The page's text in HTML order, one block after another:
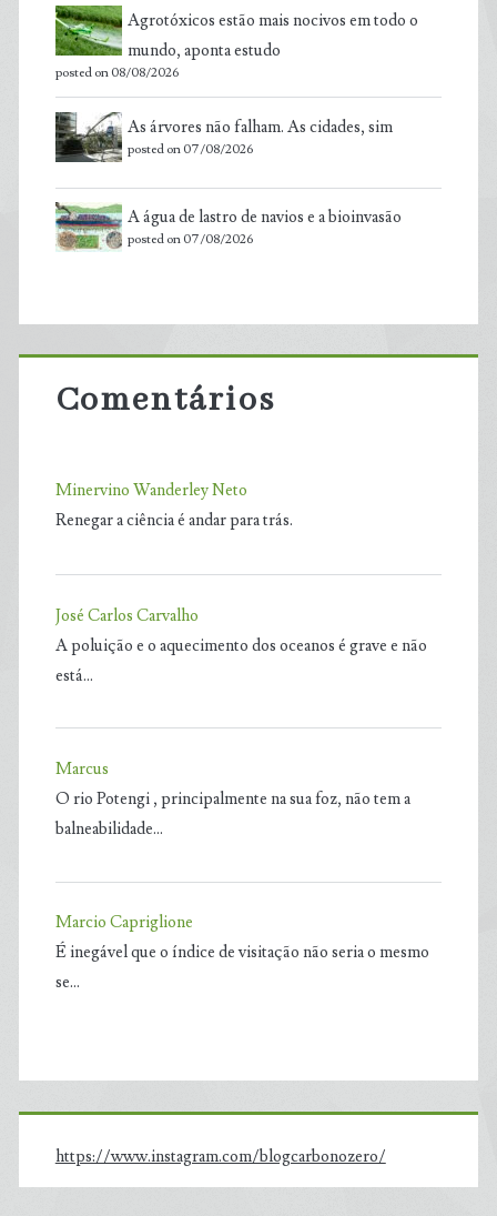
Agrotóxicos estão mais nocivos em todo o
mundo, aponta estudo
posted on 08/08/2026
As árvores não falham. As cidades, sim
posted on 07/08/2026
A água de lastro de navios e a bioinvasão
posted on 07/08/2026
Comentários
Minervino Wanderley Neto
Renegar a ciência é andar para trás.
José Carlos Carvalho
A poluição e o aquecimento dos oceanos é grave e não
está…
Marcus
O rio Potengi , principalmente na sua foz, não tem a
balneabilidade…
Marcio Capriglione
É inegável que o índice de visitação não seria o mesmo
se…
https://www.instagram.com/blogcarbonozero/